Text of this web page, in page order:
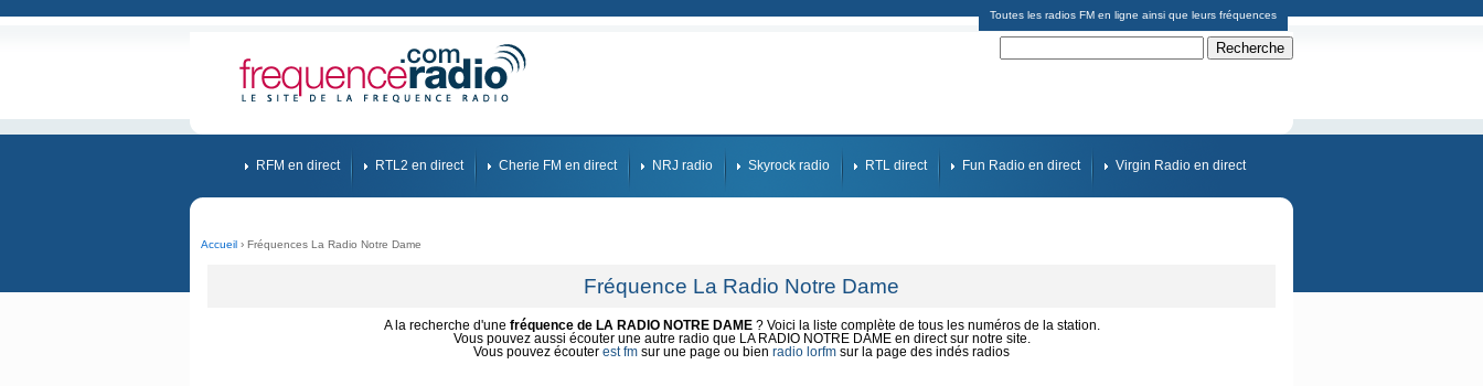
Toutes les radios FM en ligne ainsi que leurs fréquences
RFM en direct RTL2 en direct Cherie FM en direct NRJ radio Skyrock radio RTL direct Fun Radio en direct Virgin Radio en direct
Accueil › Fréquences La Radio Notre Dame
Fréquence La Radio Notre Dame
A la recherche d'une fréquence de LA RADIO NOTRE DAME? Voici la liste complète de tous les numéros de la station.
Vous pouvez aussi écouter une autre radio que LA RADIO NOTRE DAME en direct sur notre site.
Vous pouvez écouter est fm sur une page ou bien radio lorfm sur la page des indés radios